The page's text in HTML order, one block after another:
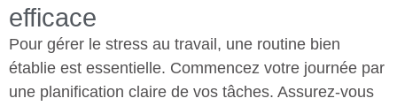
efficace
Pour gérer le stress au travail, une routine bien
établie est essentielle. Commencez votre journée par
une planification claire de vos tâches. Assurez-vous